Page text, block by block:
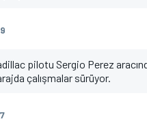
pilotu Sergio Perez
çalışmalar sürüyor.